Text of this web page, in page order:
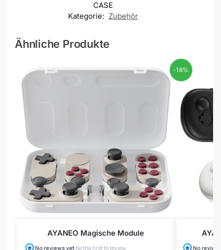
CASE
Kategorie: Zubehör
Ähnliche Produkte
AYANEO Magische Module
-18%